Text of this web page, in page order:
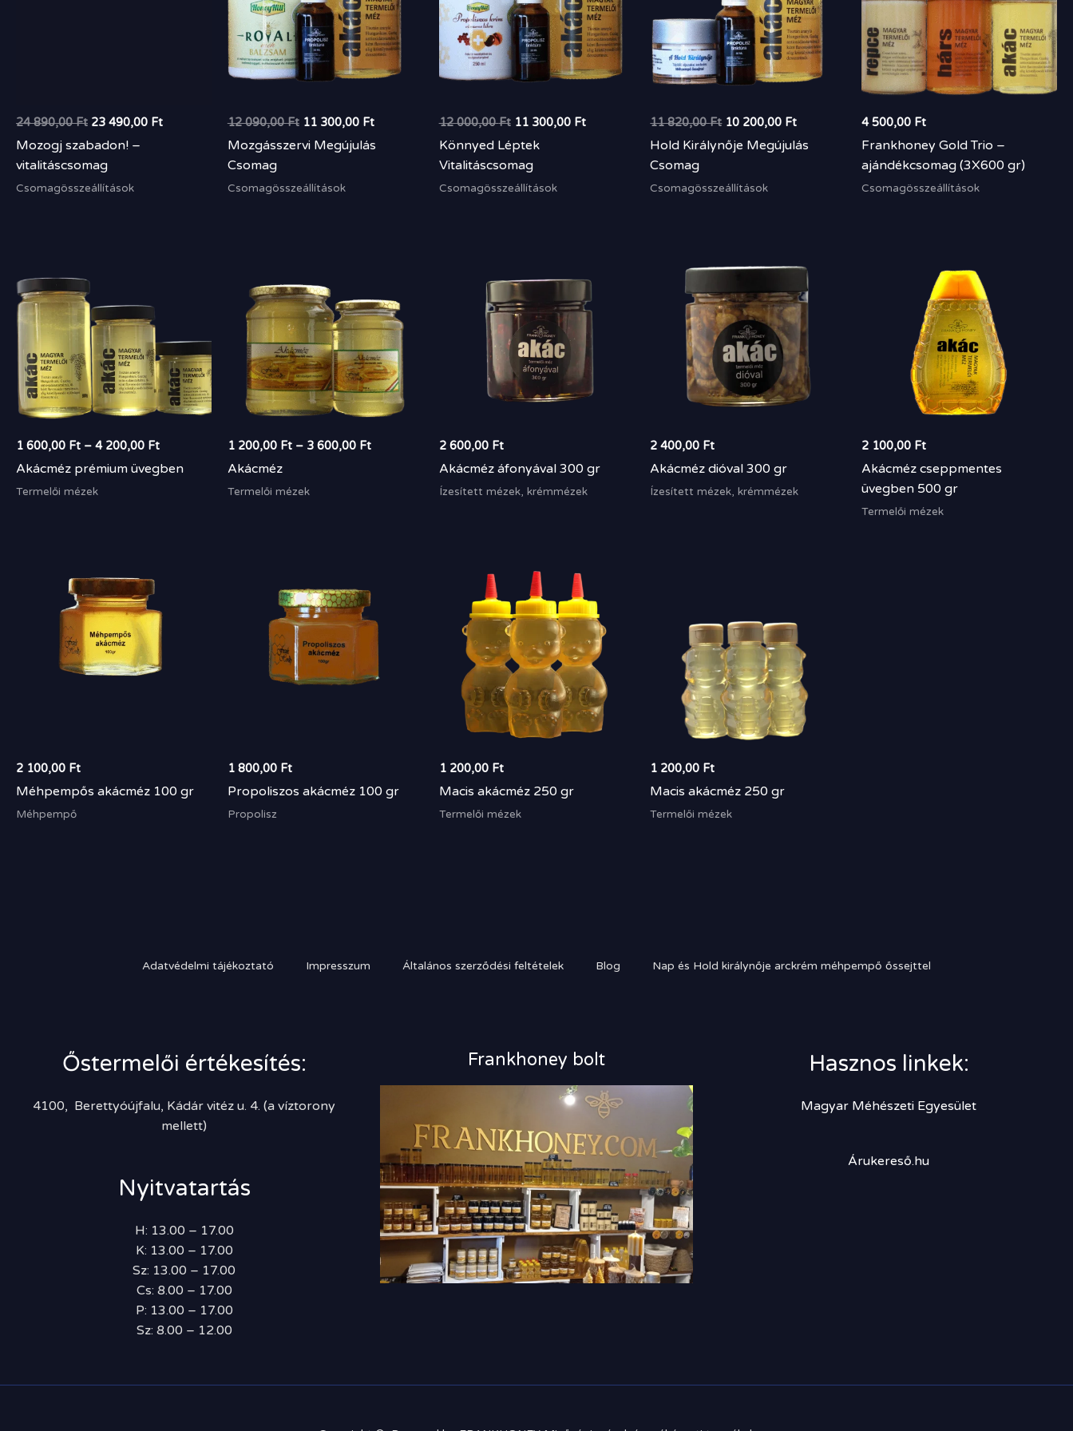
24 890,00Ft 23 490,00 Ft
Mozogj szabadon! –
vitalitáscsomag
Csomagösszeállítások
12 090,00Ft 11 300,00 Ft
Mozgásszervi Megújulás
Csomag
Csomagösszeállítások
12 000,00Ft 11 300,00 Ft
Könnyed Léptek
Vitalitáscsomag
Csomagösszeállítások
11 820,00Ft 10 200,00 Ft
Hold Királynője Megújulás
Csomag
Csomagösszeállítások
4 500,00 Ft
Frankhoney Gold Trio –
ajándékcsomag (3X600 gr)
Csomagösszeállítások
1 600,00 Ft – 4 200,00 Ft
Akácméz prémium üvegben
Termelői mézek
1 200,00 Ft – 3 600,00 Ft
3
600,00 Ft
Akácméz
Termelői mézek
2 600,00 Ft
Akácméz áfonyával 300 gr
Ízesített mézek, krémmézek
2 400,00 Ft
Akácméz dióval 300 gr
Ízesített mézek, krémmézek
2 100,00 Ft
Akácméz cseppmentes
üvegben 500 gr
Termelői mézek
2 100,00 Ft
Méhpempős akácméz 100 gr
Méhpempő
1 800,00 Ft
Propoliszos akácméz 100 gr
Propolisz
1 200,00 Ft
Macis akácméz 250 gr
Termelői mézek
1 200,00 Ft
Macis akácméz 250 gr
Termelői mézek
Adatvédelmi tájékoztató Impresszum Általános szerződési feltételek Blog Nap és Hold királynője arckrém méhpempő őssejttel
Őstermelői értékesítés:
4100, Berettyóújfalu, Kádár vitéz u. 4. (a víztorony
mellett)
Nyitvatartás
H: 13.00 – 17.00
K: 13.00 – 17.00
Sz: 13.00 – 17.00
Cs: 8.00 – 17.00
P: 13.00 – 17.00
Sz: 8.00 – 12.00
Frankhoney bolt Hasznos linkek:
Magyar Méhészeti Egyesület
Árukereső.hu